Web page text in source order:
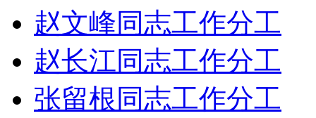
赵文峰同志工作分工
赵长江同志工作分工
张留根同志工作分工